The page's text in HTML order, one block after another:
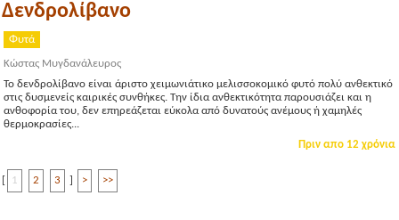
Δενδρολίβανο
Φυτά
Κώστας Μυγδανάλευρος
Το δενδρολίβανο είναι άριστο χειμωνιάτικο μελισσοκομικό φυτό πολύ ανθεκτικό
στις δυσμενείς καιρικές συνθήκες. Την ίδια ανθεκτικότητα παρουσιάζει και η
ανθοφορία του, δεν επηρεάζεται εύκολα από δυνατούς ανέμους ή χαμηλές
θερμοκρασίες...
Πριν απο 12 χρόνια
1 2 3 > >>